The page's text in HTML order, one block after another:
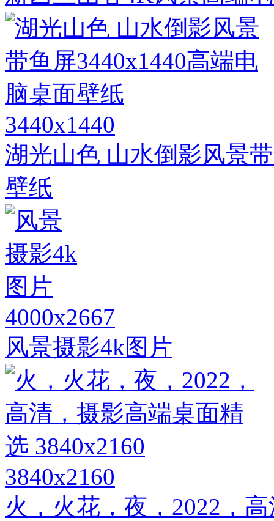
3440x1440
湖光山色 山水倒影风景
壁纸
4000x2667
风景摄影4k图片
3840x2160
火，火花，夜，2022，